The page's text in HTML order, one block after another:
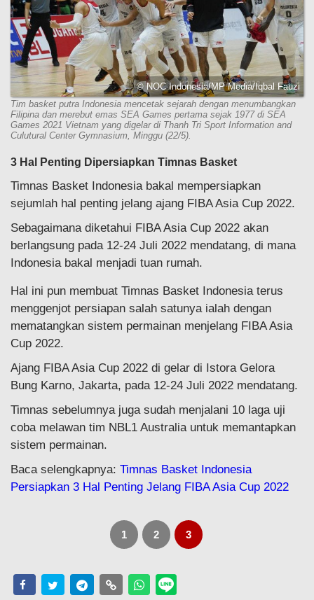
© NOC Indonesia/MP Media/Iqbal Fauzi
Tim basket putra Indonesia mencetak sejarah dengan menumbangkan
Filipina dan merebut emas SEA Games pertama sejak 1977 di SEA
Games 2021 Vietnam yang digelar di Thanh Tri Sport Information and
Culutural Center Gymnasium, Minggu (22/5).
3 Hal Penting Dipersiapkan Timnas Basket
Timnas Basket Indonesia bakal mempersiapkan
sejumlah hal penting jelang ajang FIBA Asia Cup 2022.
Sebagaimana diketahui FIBA Asia Cup 2022 akan
berlangsung pada 12-24 Juli 2022 mendatang, di mana
Indonesia bakal menjadi tuan rumah.
Hal ini pun membuat Timnas Basket Indonesia terus
menggenjot persiapan salah satunya ialah dengan
mematangkan sistem permainan menjelang FIBA Asia
Cup 2022.
Ajang FIBA Asia Cup 2022 di gelar di Istora Gelora
Bung Karno, Jakarta, pada 12-24 Juli 2022 mendatang.
Timnas sebelumnya juga sudah menjalani 10 laga uji
coba melawan tim NBL1 Australia untuk memantapkan
sistem permainan.
Baca selengkapnya: Timnas Basket Indonesia
Persiapkan 3 Hal Penting Jelang FIBA Asia Cup 2022
1 2 3